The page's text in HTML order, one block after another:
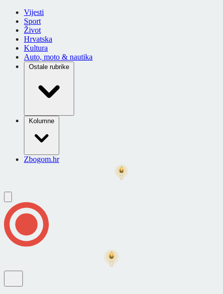
Vijesti
Sport
Život
Hrvatska
Kultura
Auto, moto & nautika
Ostale rubrike
Kolumne
Zbogom.hr